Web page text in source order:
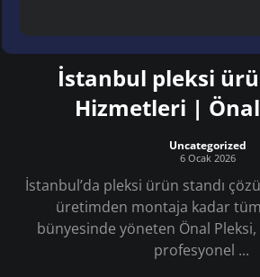
İstanbul pleksi
Hizmetleri |
Uncategorized
6 Ocak 2026
İstanbul’da pleksi ürün standı
üretimden montaja kadar
bünyesinde yöneten Önal
profesyonel ...